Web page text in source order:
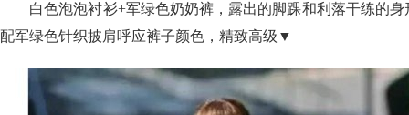
白色泡泡衬衫+军绿色奶奶裤，露出的脚踝和利落干练的身
配军绿色针织披肩呼应裤子颜色，精致高级▼